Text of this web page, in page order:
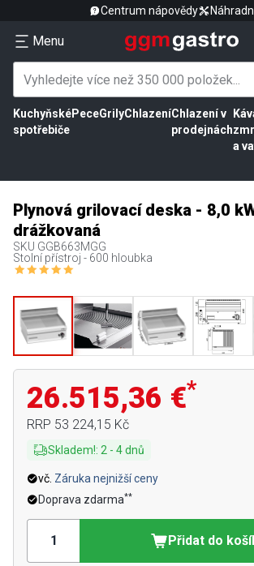
Centrum nápovědy
Menu
Kuchyňské
spotřebiče
PeceGrilyChlazeníChlazení v
prodejnách
a
Plynová grilovací deska - 8,0
drážkovaná
SKU GGB663MGG
Stolní přístroj - 600 hloubka
26.515,36 €*
RRP 53 224,15 Kč
Skladem!: 2 - 4dnů
vč. Záruka nejnižší ceny
Doprava zdarma**
Přidat do